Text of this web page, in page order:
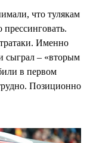
что тулякам
Именно
сыграл – «вторым
в первом
Позиционно